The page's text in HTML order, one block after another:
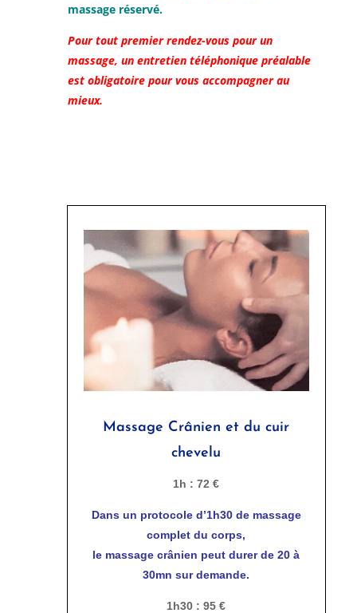
massage réservé.
Pour tout premier rendez-vous pour un
massage, un entretien téléphonique préalable
est obligatoire pour vous accompagner au
mieux.
Massage Crânien et du cuir
chevelu
1h : 72 €
Dans un protocole d’1h30 de massage
complet du corps,
le massage crânien peut durer de 20 à
30mn sur demande.
1h30 : 95 €